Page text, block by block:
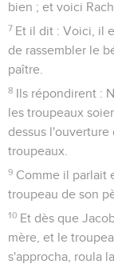
bien ; et voici
7 Et il dit : Voici, il
de rassembler le
paître.
8 Ils répondirent :
les troupeaux
dessus l'ouverture
troupeaux.
9 Comme il parlait
troupeau de son
10 Et dès que
mère, et le
s'approcha, roula